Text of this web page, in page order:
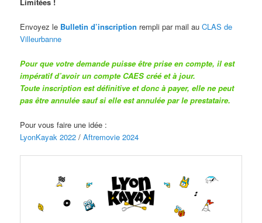
Envoyez le Bulletin d’inscription rempli par mail auCLAS de
Villeurbanne
Pour que votre demande puisse être prise en compte, il est
impératif d’avoir un compte CAES créé et à jour.
Toute inscription est définitive et donc à payer, elle ne peut
pas être annulée sauf si elle est annulée par le prestataire.
Pour vous faire une idée :
LyonKayak 2022 /Aftremovie 2024